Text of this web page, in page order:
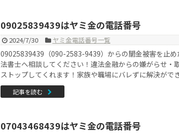
09025839439はヤミ金の電話番号
2024/7/30 ヤミ金電話番号一覧
09025839439（090-2583-9439）からの闇金被害を止め
法書士へ相談してください！違法金融からの嫌がらせ・
ストップしてくれます！家族や職場にバレずに解決ができ
記事を読む
07043468439はヤミ金の電話番号